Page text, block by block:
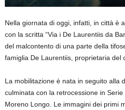
Nella giornata di oggi, infatti, in città è
con la scritta “Via i De Laurentiis da
del malcontento di una parte della
famiglia De Laurentiis, proprietaria del
La mobilitazione è nata in seguito alla
culminata con la retrocessione in
Moreno Longo. Le immagini dei primi